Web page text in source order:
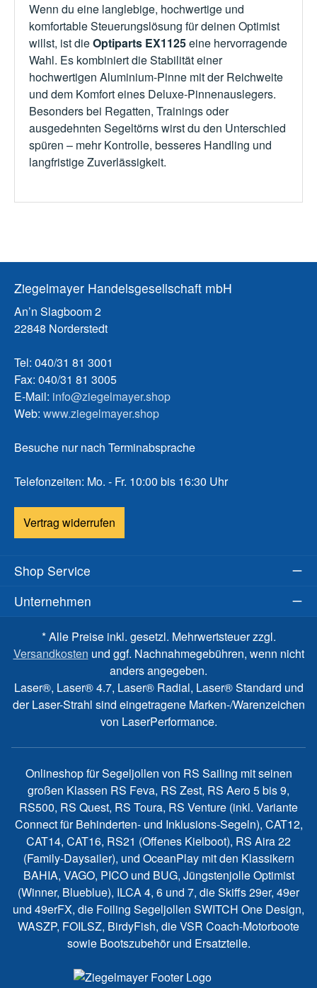
Wenn du eine langlebige, hochwertige und
komfortable Steuerungslösung für deinen Optimist
willst, ist dieOptiparts EX1125eine hervorragende
Wahl. Es kombiniert die Stabilität einer
hochwertigen Aluminium-Pinne mit der Reichweite
und dem Komfort eines Deluxe-Pinnenauslegers.
Besonders bei Regatten, Trainings oder
ausgedehnten Segeltörns wirst du den Unterschied
spüren – mehr Kontrolle, besseres Handling und
langfristige Zuverlässigkeit.
Ziegelmayer Handelsgesellschaft mbH
An’n Slagboom 2
22848 Norderstedt
Tel: 040/31 81 3001
Fax: 040/31 81 3005
E-Mail: info@ziegelmayer.shop
Web: www.ziegelmayer.shop
Besuche nur nach Terminabsprache
Telefonzeiten: Mo. - Fr. 10:00 bis 16:30 Uhr
Vertrag widerrufen
Shop Service
Unternehmen
* Alle Preise inkl. gesetzl. Mehrwertsteuer zzgl.
Versandkosten und ggf. Nachnahmegebühren, wenn nicht
anders angegeben.
Laser®, Laser® 4.7, Laser® Radial, Laser® Standard und
der Laser-Strahl sind eingetragene Marken-/Warenzeichen
von LaserPerformance.
Onlineshop für Segeljollen von RS Sailing mit seinen
großen Klassen RS Feva, RS Zest, RS Aero 5 bis 9,
RS500, RS Quest, RS Toura, RS Venture (inkl. Variante
Connect für Behinderten- und Inklusions-Segeln), CAT12,
CAT14, CAT16, RS21 (Offenes Kielboot), RS Aira 22
(Family-Daysailer), und OceanPlay mit den Klassikern
BAHIA, VAGO, PICO und BUG, Jüngstenjolle Optimist
(Winner, Blueblue), ILCA 4, 6 und 7, die Skiffs 29er, 49er
und 49erFX, die Foiling Segeljollen SWITCH One Design,
WASZP, FOILSZ, BirdyFish, die VSR Coach-Motorboote
sowie Bootszubehör und Ersatzteile.